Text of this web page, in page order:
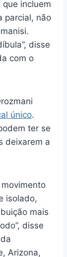
incluem
parcial, não
disse
com o
único.
ter se
deixarem a
isolado,
mais
disse
Arizona,